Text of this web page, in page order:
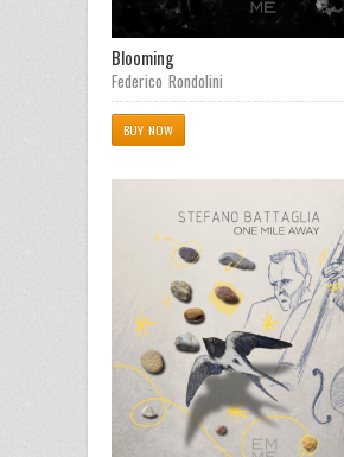
Blooming
Federico Rondolini
BUY NOW